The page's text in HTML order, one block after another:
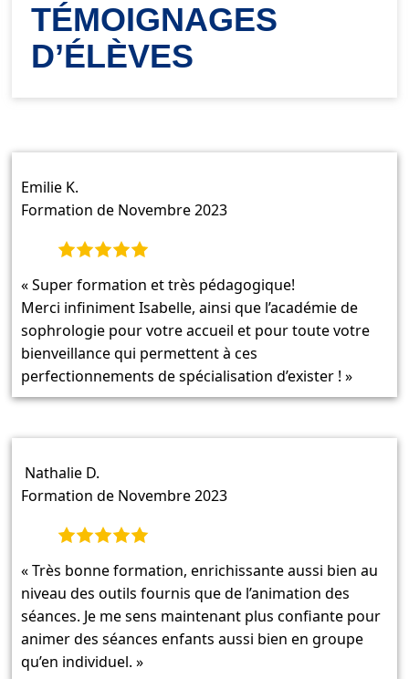
TÉMOIGNAGES
D’ÉLÈVES
Emilie K.
Formation de Novembre 2023
« Super formation et très pédagogique!
Merci infiniment Isabelle, ainsi que l’académie de
sophrologie pour votre accueil et pour toute votre
bienveillance qui permettent à ces
perfectionnements de spécialisation d’exister ! »
Nathalie D.
Formation de Novembre 2023
« Très bonne formation, enrichissante aussi bien au
niveau des outils fournis que de l’animation des
séances. Je me sens maintenant plus confiante pour
animer des séances enfants aussi bien en groupe
qu’en individuel. »